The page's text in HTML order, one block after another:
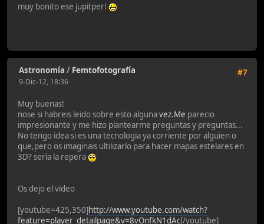
muy bonito ese jupitper!
#7
Astronomía / Femtofotografía
9-Dic-12, 18:36
Muy buenas!
nose si habreis leido sobre esto algunavez.Me parecio
impresionante y me hizo plantearme preguntas y preguntas...
No tengo idea si es una tecnologia ya corriente por alguien o
que,pero os imaginais ultilizarlo para hacer mapas estelares en
3D? seria la repera
Os dejo el video
[youtube=425,350]http://www.youtube.com/watch?
feature=player_detailpage&v=8vOnfkN1dAc[/youtube]